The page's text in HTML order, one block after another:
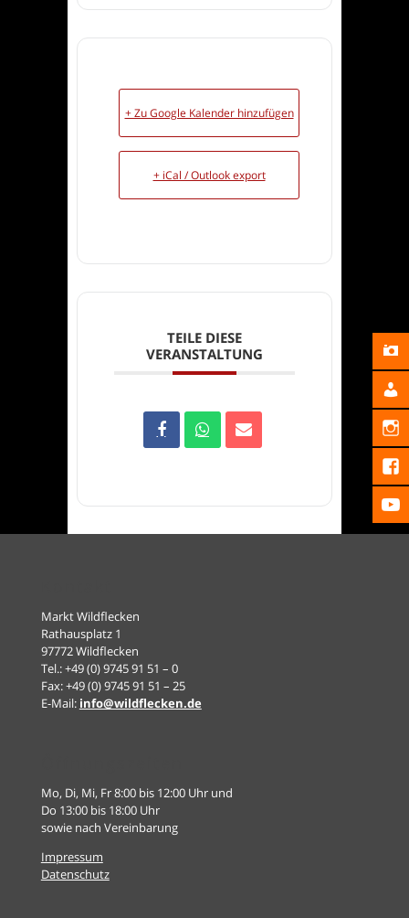
+ Zu Google Kalender hinzufügen
+ iCal / Outlook export
TEILE DIESE
VERANSTALTUNG
Markt Wildflecken
Rathausplatz 1
97772 Wildflecken
Tel.: +49 (0) 9745 91 51 – 0
Fax: +49 (0) 9745 91 51 – 25
E-Mail: info@wildflecken.de
Mo, Di, Mi, Fr 8:00 bis 12:00 Uhr und
Do 13:00 bis 18:00 Uhr
sowie nach Vereinbarung
Impressum
Datenschutz